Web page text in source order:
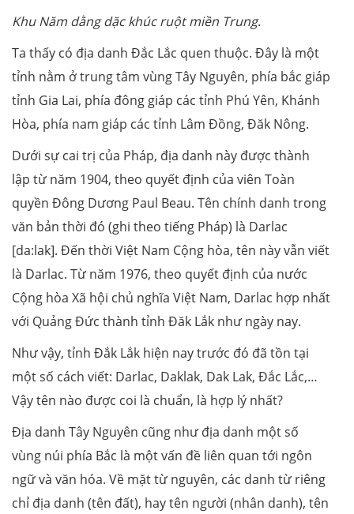
Khu Năm dằng dặc khúc ruột miền Trung.
Ta thấy có địa danh Đắc Lắc quen thuộc. Đây là một
tỉnh nằm ở trung tâm vùng Tây Nguyên, phía bắc giáp
tỉnh Gia Lai, phía đông giáp các tỉnh Phú Yên, Khánh
Hòa, phía nam giáp các tỉnh Lâm Đồng, Đăk Nông.
Dưới sự cai trị của Pháp, địa danh này được thành
lập từ năm 1904, theo quyết định của viên Toàn
quyền Đông Dương Paul Beau. Tên chính danh trong
văn bản thời đó (ghi theo tiếng Pháp) là Darlac
[da:lak]. Đến thời Việt Nam Cộng hòa, tên này vẫn viết
là Darlac. Từ năm 1976, theo quyết định của nước
Cộng hòa Xã hội chủ nghĩa Việt Nam, Darlac hợp nhất
với Quảng Đức thành tỉnh Đăk Lắk như ngày nay.
Như vậy, tỉnh Đắk Lắk hiện nay trước đó đã tồn tại
một số cách viết: Darlac, Daklak, Dak Lak, Đắc Lắc,…
Vậy tên nào được coi là chuẩn, là hợp lý nhất?
Địa danh Tây Nguyên cũng như địa danh một số
vùng núi phía Bắc là một vấn đề liên quan tới ngôn
ngữ và văn hóa. Về mặt từ nguyên, các danh từ riêng
chỉ địa danh (tên đất), hay tên người (nhân danh), tên